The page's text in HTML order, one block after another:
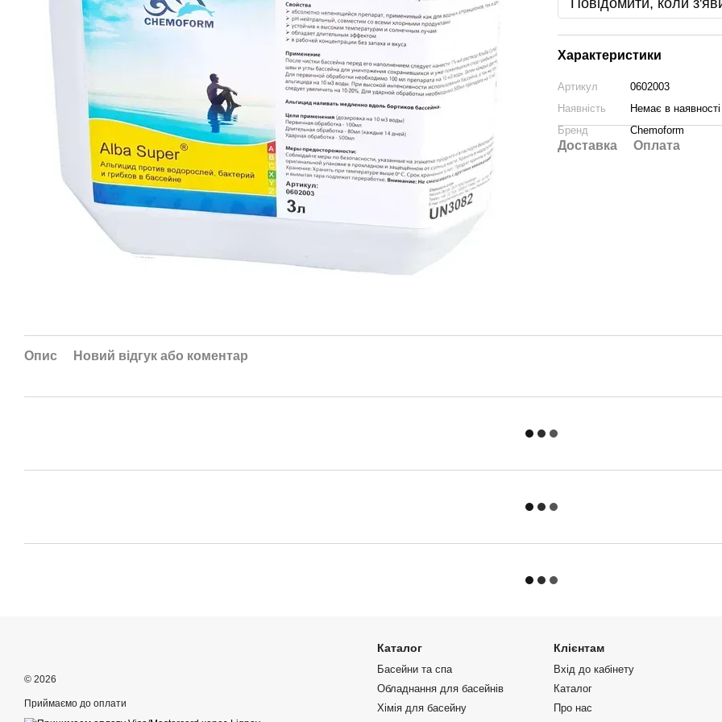
Повідомити, коли
Характеристики
Артикул
0602003
Наявність
Немає в наявності
Бренд
Chemoform
Доставка Оплата
Опис Новий відгук або коментар
© 2026
Приймаємо до оплати
Каталог
Басейни та спа
Обладнання для басейнів
Хімія для басейну
Клієнтам
Вхід до кабінету
Каталог
Про нас